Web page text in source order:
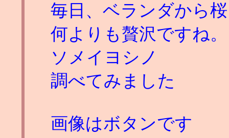
毎日、ベランダから
何よりも贅沢ですね。
ソメイヨシノ
調べてみました
画像はボタンです